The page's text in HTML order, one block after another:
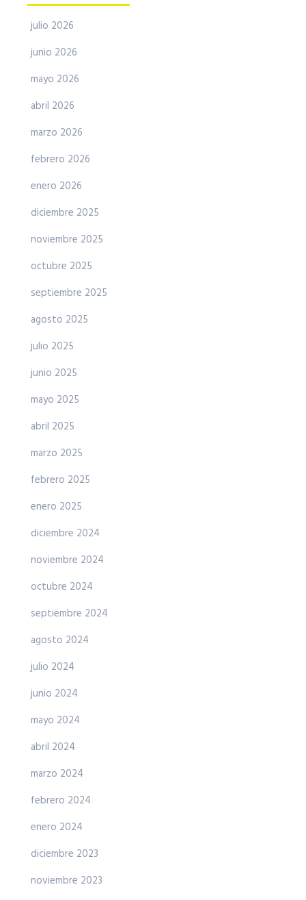
julio 2026
junio 2026
mayo 2026
abril 2026
marzo 2026
febrero 2026
enero 2026
diciembre 2025
noviembre 2025
octubre 2025
septiembre 2025
agosto 2025
julio 2025
junio 2025
mayo 2025
abril 2025
marzo 2025
febrero 2025
enero 2025
diciembre 2024
noviembre 2024
octubre 2024
septiembre 2024
agosto 2024
julio 2024
junio 2024
mayo 2024
abril 2024
marzo 2024
febrero 2024
enero 2024
diciembre 2023
noviembre 2023